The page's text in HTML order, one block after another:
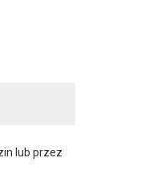
lub przez